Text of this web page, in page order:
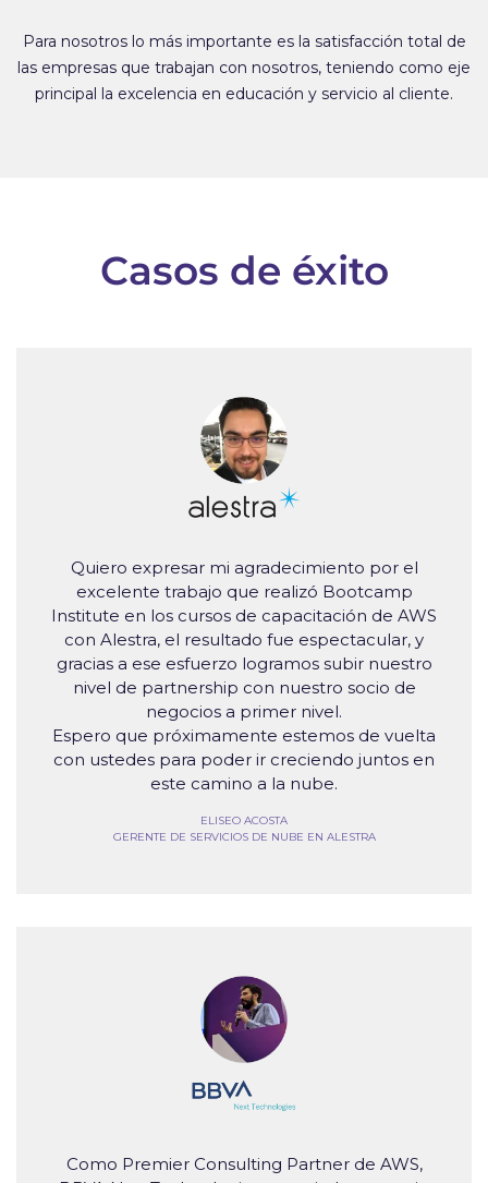
Para nosotros lo más importante es la satisfacción total de
las empresas que trabajan con nosotros, teniendo como eje
principal la excelencia en educación y servicio al cliente.
Casos de éxito
Quiero expresar mi agradecimiento por el
excelente trabajo que realizó Bootcamp
Institute en los cursos de capacitación de AWS
con Alestra, el resultado fue espectacular, y
gracias a ese esfuerzo logramos subir nuestro
nivel de partnership con nuestro socio de
negocios a primer nivel.
Espero que próximamente estemos de vuelta
con ustedes para poder ir creciendo juntos en
este camino a la nube.
ELISEO ACOSTA
GERENTE DE SERVICIOS DE NUBE EN ALESTRA
Como Premier Consulting Partner de AWS,